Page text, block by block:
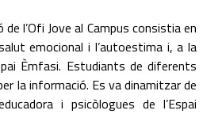
l’Ofi Jove al Campus consistia en
emocional i l’autoestima i, a la
Èmfasi. Estudiants de diferents
la informació. Es va dinamitzar de
i psicòlogues de l’Espai